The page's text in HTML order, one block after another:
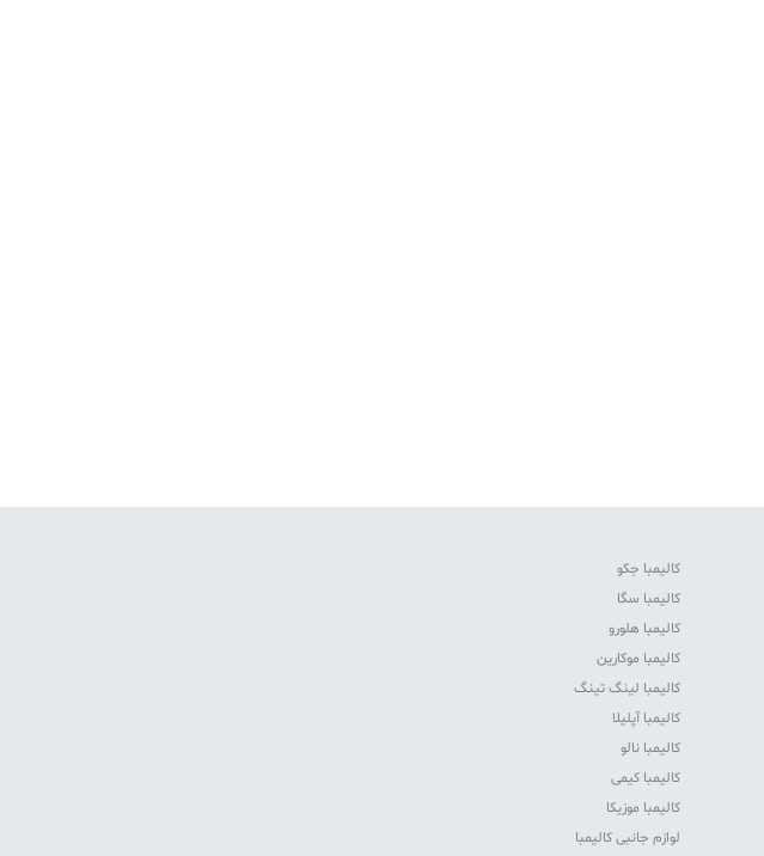
کالیمبا جکو
کالیمبا سگا
کالیمبا هلورو
کالیمبا موکارین
کالیمبا لینگ تینگ
کالیمبا آپلیلا
کالیمبا نالو
کالیمبا کیمی
کالیمبا موزیکا
لوازم جانبی کالیمبا